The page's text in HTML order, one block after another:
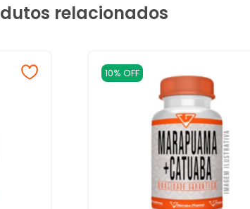
relacionados
10% OFF